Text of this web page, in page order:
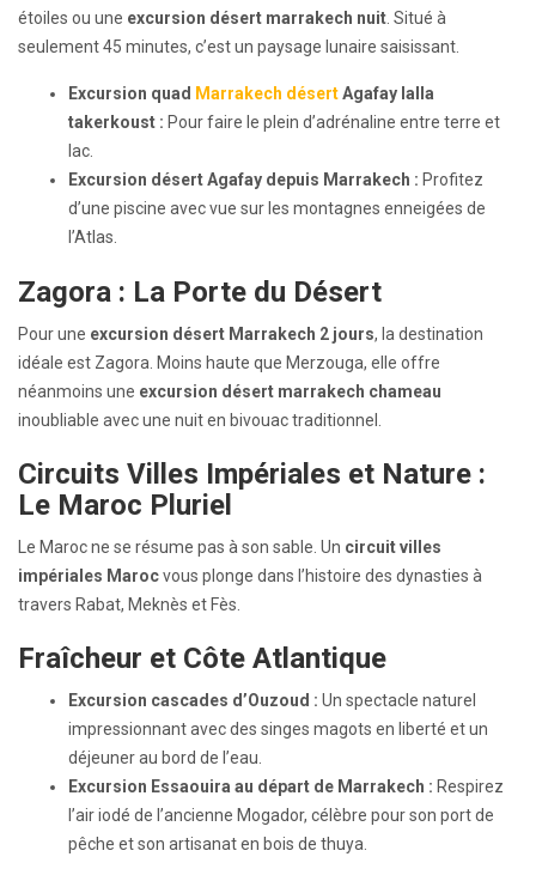
étoiles ou une excursion désert marrakech nuit . Situé à
seulement 45 minutes, c’est un paysage lunaire saisissant.
Excursion quad Marrakech désertAgafay lalla
takerkoust : Pour faire le plein d’adrénaline entre terre et
lac.
Excursion désert Agafay depuis Marrakech : Profitez
d’une piscine avec vue sur les montagnes enneigées de
l’Atlas.
Zagora : La Porte du Désert
Pour une excursion désert Marrakech 2 jours, la destination
idéale est Zagora. Moins haute que Merzouga, elle offre
néanmoins une excursion désert marrakech chameau
inoubliable avec une nuit en bivouac traditionnel.
Circuits Villes Impériales et Nature :
Le Maroc Pluriel
Le Maroc ne se résume pas à son sable. Un circuit villes
impériales Marocvous plonge dans l’histoire des dynasties à
travers Rabat, Meknès et Fès.
Fraîcheur et Côte Atlantique
Excursion cascades d’Ouzoud : Un spectacle naturel
impressionnant avec des singes magots en liberté et un
déjeuner au bord de l’eau.
Excursion Essaouira au départ de Marrakech : Respirez
l’air iodé de l’ancienne Mogador, célèbre pour son port de
pêche et son artisanat en bois de thuya.